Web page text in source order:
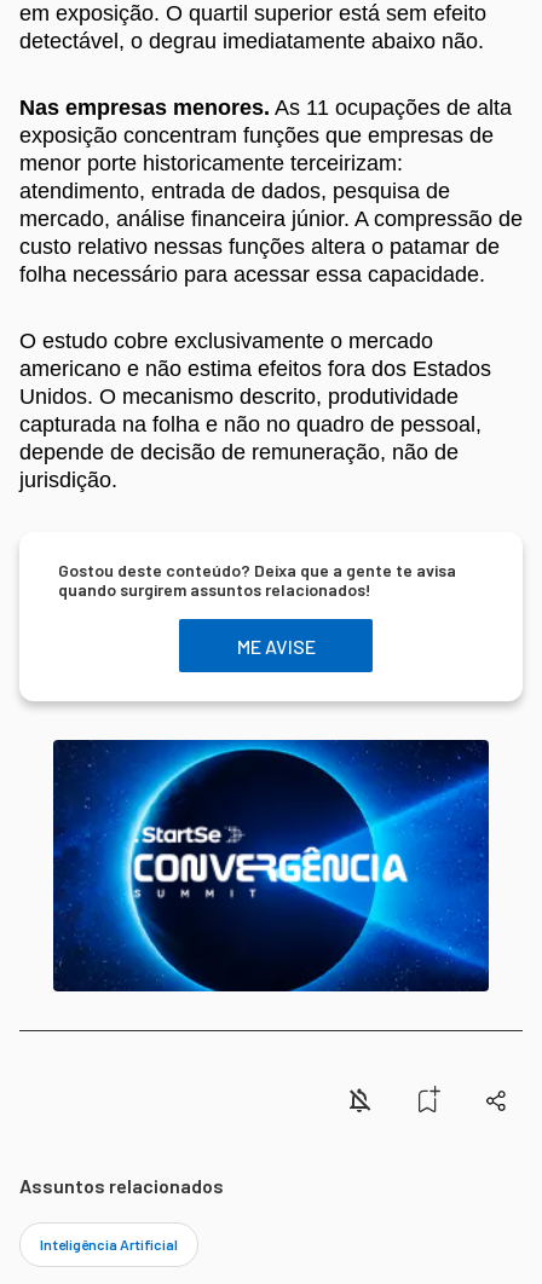
em exposição. O quartil superior está sem efeito
detectável, o degrau imediatamente abaixo não.
Nas empresas menores. As 11 ocupações de alta
exposição concentram funções que empresas de
menor porte historicamente terceirizam:
atendimento, entrada de dados, pesquisa de
mercado, análise financeira júnior. A compressão de
custo relativo nessas funções altera o patamar de
folha necessário para acessar essa capacidade.
O estudo cobre exclusivamente o mercado
americano e não estima efeitos fora dos Estados
Unidos. O mecanismo descrito, produtividade
capturada na folha e não no quadro de pessoal,
depende de decisão de remuneração, não de
jurisdição.
Gostou deste conteúdo? Deixa que a gente te avisa
quando surgirem assuntos relacionados!
ME AVISE
Assuntos relacionados
Inteligência Artificial